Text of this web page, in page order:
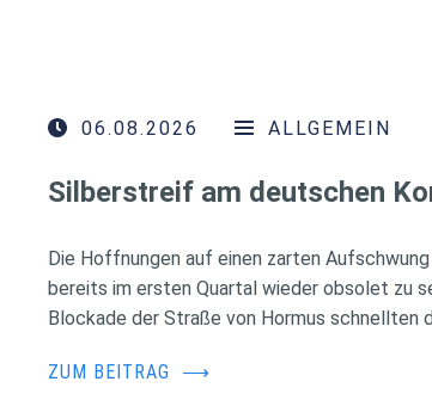
06.08.2026 ALLGEMEIN
Silberstreif am deutschen
Die Hoffnungen auf einen zarten
bereits im ersten Quartal wieder obsolet zu
Blockade der Straße von Hormus schnellten
ZUM BEITRAG ⟶